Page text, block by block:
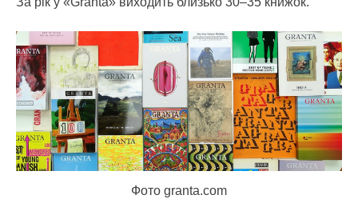
Фото granta.com